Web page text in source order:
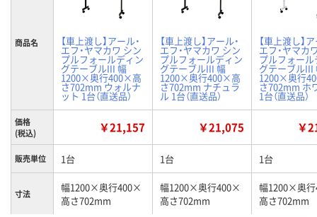
商品名 【車上渡し】アール・
エフ・ヤマカワ シン
プルフォールディン
グテーブルIII 幅
1200×奥行400×高
さ702mm ウォルナ
ット 1台（直送品）
【車上渡し】アール・
エフ・ヤマカワ シン
プルフォールディン
グテーブルIII 幅
1200×奥行400×高
さ702mm ナチュラ
ル 1台（直送品）
【車上渡し】
エフ・ヤマカ
プルフォー
グテーブルIII
1200×奥行
さ702mm ホ
1台（直送品）
価格
(税込)
￥21,157 ￥21,075 ￥
販売単位 1台 1台 1台
寸法
幅1200×奥行400×
高さ702mm
幅1200×奥行400×
高さ702mm
幅1200×奥
高さ702mm